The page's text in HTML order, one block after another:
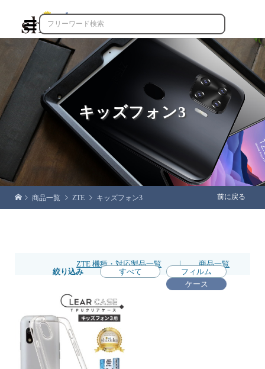

キッズフォン3
商品一覧 ZTE キッズフォン3 前に戻る
ZTE 機種・対応製品一覧 |
商品一覧
絞り込み
すべて
フィルム
ケース